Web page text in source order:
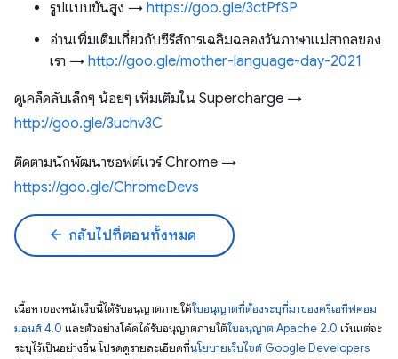
รูปแบบขั้นสูง → https://goo.gle/3ctPfSP
อ่านเพิ่มเติมเกี่ยวกับซีรีส์การเฉลิมฉลองวันภาษาแม่สากลของ
เรา → http://goo.gle/mother-language-day-2021
ดูเคล็ดลับเล็กๆ น้อยๆ เพิ่มเติมใน Supercharge →
http://goo.gle/3uchv3C
ติดตามนักพัฒนาซอฟต์แวร์ Chrome →
https://goo.gle/ChromeDevs
arrow_back กลับไปที่ตอนทั้งหมด
เนื้อหาของหน้าเว็บนี้ได้รับอนุญาตภายใต้ใบอนุญาตที่ต้องระบุที่มาของครีเอทีฟคอม
มอนส์ 4.0 และตัวอย่างโค้ดได้รับอนุญาตภายใต้ใบอนุญาต Apache 2.0 เว้นแต่จะ
ระบุไว้เป็นอย่างอื่น โปรดดูรายละเอียดที่นโยบายเว็บไซต์ Google Developers